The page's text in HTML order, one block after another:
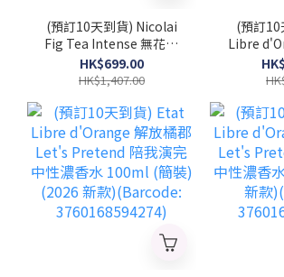
(預訂10天到貨) Nicolai
Fig Tea Intense 無花果
茶精粹 中性濃香水
100ml (簡裝) (2026 新
HK$699.00
HK$1,407.00
(預訂
Libre
郡 Let's
完 中